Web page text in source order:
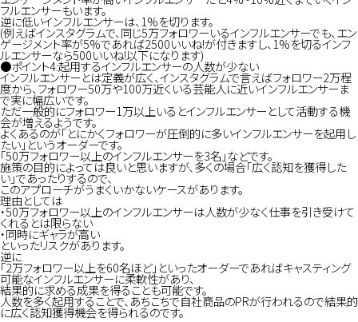
フルエンサーもいます。
逆に低いインフルエンサーは、1%を切ります。
(例えばインスタグラムで、同じ5万フォロワーいるインフルエンサーでも、エン
ゲージメント率が5%であれば2500いいね!が付きますし、1%を切るインフ
ルエンサーなら500いいね!以下になります)
●ポイント4:起用するインフルエンサーの人数が少ない
インフルエンサーとは定義が広く、インスタグラムで言えばフォロワー2万程
度から、フォロワー50万や100万近くいる芸能人に近いインフルエンサーま
で実に幅広いです。
ただ一般的にフォロワー1万以上いるとインフルエンサーとして活動する機
会が増えるようです。
よくあるのが「とにかくフォロワーが圧倒的に多いインフルエンサーを起用し
たい」というオーダーです。
「50万フォロワー以上のインフルエンサーを3名」などです。
施策の目的によっては良いと思いますが、多くの場合「広く認知を獲得した
い」であったりするので、
このアプローチがうまくいかないケースがあります。
理由としては
・50万フォロワー以上のインフルエンサーは人数が少なく仕事を引き受けて
くれるとは限らない
・同時にギャラが高い
といったリスクがあります。
逆に
「2万フォロワー以上を60名ほど」といったオーダーであればキャスティング
可能なインフルエンサーに柔軟性があり、
結果的に求める成果を得ることも可能です。
人数を多く起用することで、あちこちで自社商品のPRが行われるので結果的
に広く認知獲得機会を得られるのです。